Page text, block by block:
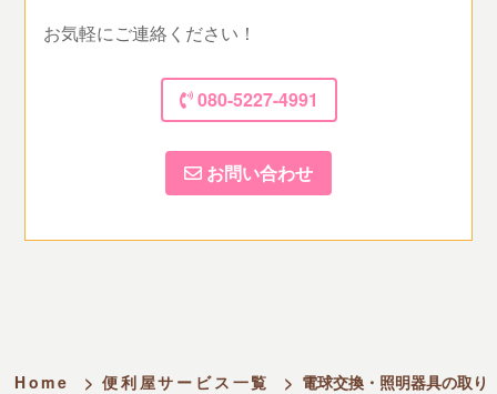
お気軽にご連絡ください！
080-5227-4991
お問い合わせ
Home > 便利屋サービス一覧 > 電球交換・照明器具の取り